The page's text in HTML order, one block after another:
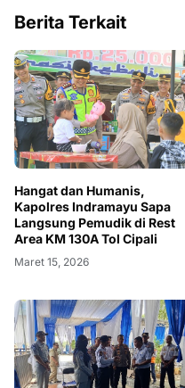
Berita Terkait
Hangat dan Humanis,
Kapolres Indramayu Sapa
Langsung Pemudik di Rest
Area KM 130A Tol Cipali
Maret 15, 2026